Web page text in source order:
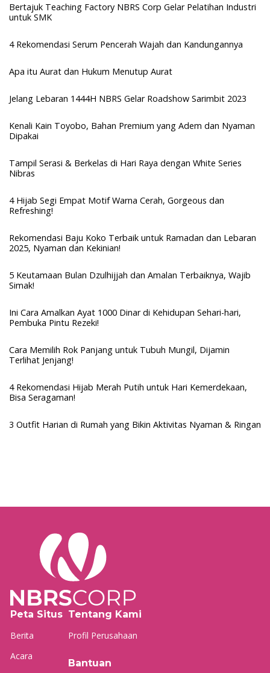
Bertajuk Teaching Factory NBRS Corp Gelar Pelatihan Industri
untuk SMK
4 Rekomendasi Serum Pencerah Wajah dan Kandungannya
Apa itu Aurat dan Hukum Menutup Aurat
Jelang Lebaran 1444H NBRS Gelar Roadshow Sarimbit 2023
Kenali Kain Toyobo, Bahan Premium yang Adem dan Nyaman
Dipakai
Tampil Serasi & Berkelas di Hari Raya dengan White Series
Nibras
4 Hijab Segi Empat Motif Warna Cerah, Gorgeous dan
Refreshing!
Rekomendasi Baju Koko Terbaik untuk Ramadan dan Lebaran
2025, Nyaman dan Kekinian!
5 Keutamaan Bulan Dzulhijjah dan Amalan Terbaiknya, Wajib
Simak!
Ini Cara Amalkan Ayat 1000 Dinar di Kehidupan Sehari-hari,
Pembuka Pintu Rezeki!
Cara Memilih Rok Panjang untuk Tubuh Mungil, Dijamin
Terlihat Jenjang!
4 Rekomendasi Hijab Merah Putih untuk Hari Kemerdekaan,
Bisa Seragaman!
3 Outfit Harian di Rumah yang Bikin Aktivitas Nyaman & Ringan
Peta Situs
Berita
Acara
Tentang Kami
Profil Perusahaan
Bantuan